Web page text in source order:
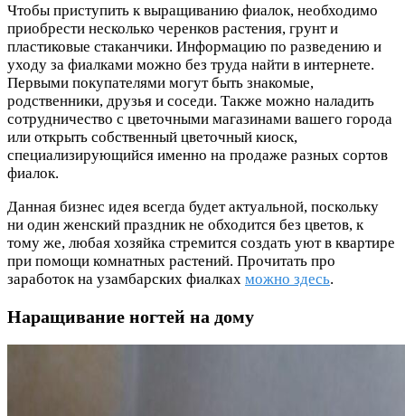
Чтобы приступить к выращиванию фиалок, необходимо
приобрести несколько черенков растения, грунт и
пластиковые стаканчики. Информацию по разведению и
уходу за фиалками можно без труда найти в интернете.
Первыми покупателями могут быть знакомые,
родственники, друзья и соседи. Также можно наладить
сотрудничество с цветочными магазинами вашего города
или открыть собственный цветочный киоск,
специализирующийся именно на продаже разных сортов
фиалок.
Данная бизнес идея всегда будет актуальной, поскольку
ни один женский праздник не обходится без цветов, к
тому же, любая хозяйка стремится создать уют в квартире
при помощи комнатных растений. Прочитать про
заработок на узамбарских фиалках можно здесь.
Наращивание ногтей на дому